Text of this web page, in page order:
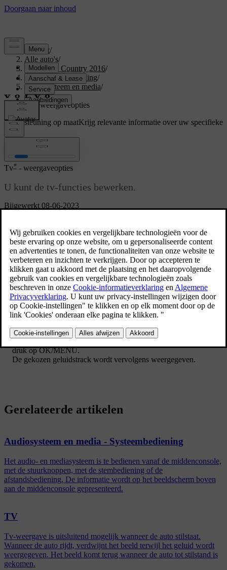
Support/
Alle auto's/
V60 Cross Country 2016/
Gebruikershandleiding/
Audiosysteem en media/
Tv/
Tv - weergaveopties
Ondersteuning op maatKrijg relevante informatie over uw specifieke
auto.
Bijgewerkt 08-06-2023
Tv* - weergaveopties
U kunt de tv-functies bewerken.
Druk voor een wijziging in de ondertiteling in de
normaalweergave van de tv-bron opOK/MENUen kies
Ondertitels.
Draai aanTUNEtotdat u de te gebruiken ondertiteling bereikt en
druk opOK/MENU.
De gekozen ondertiteling wordt vervolgens weergegeven.
Audiotaal wijzigen
van de tv-bron op OK/MENUen kiesAudiotracks
Draai aanTUNEtotdat u de te gebruiken geluidstrack bereikt en
druk opOK/MENU.
De gekozen geluidstrack wordt vervolgens weergegeven.
Gerelateerde artikelen
Audiosysteem en media - Systeembediening
Het audio- en mediasysteem is te bedienen vanaf de middenconsole,
met de stuurknoppen, met de stembediening of de
afstandsbediening. De informatie wordt op het beeldscherm boven
aan de middenconsole gepresenteerd.
TV
Tv-weergave is uitsluitend mogelijk wanneer de auto stilstaat.
Wanneer de auto rijdt, verdwijnt het beeld terwijl het geluid wordt
weergegeven. Het beeld komt terug wanneer de auto tot stilstand is
gekomen.